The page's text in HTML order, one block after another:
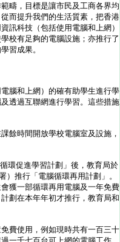
疇，目標是讓市民及工商各界均
而提升我們的生活質素，把香港
訊科技（包括使用電腦和上網）
校有足夠的電腦設施；亦推行了
習成果。
腦和上網）的確有助學生進行學
透過互聯網進行學習。這些措施
餘時間開放學校電腦室及設施，
環促進學習計劃」後，教育局於
推行「電腦循環再用計劃」。
獲一部循環再用電腦及一年免費
劃在本年年初才推行，教育局和
費使用，例如現時共有一百三十